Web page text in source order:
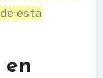
esta